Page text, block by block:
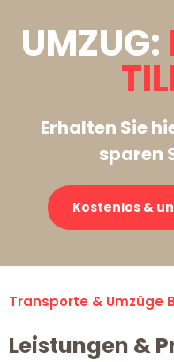
UMZUG:
Erhalten Sie
sparen
Kostenlos &
Transporte & Umzüge
Leistungen &